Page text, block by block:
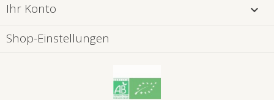
Ihr Konto 
Shop-Einstellungen